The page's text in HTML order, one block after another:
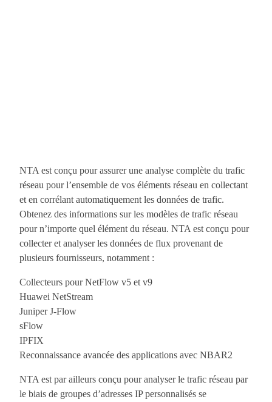
NTA est conçu pour assurer une analyse complète du trafic
réseau pour l’ensemble de vos éléments réseau en collectant
et en corrélant automatiquement les données de trafic.
Obtenez des informations sur les modèles de trafic réseau
pour n’importe quel élément du réseau. NTA est conçu pour
collecter et analyser les données de flux provenant de
plusieurs fournisseurs, notamment :
Collecteurs pour NetFlow v5 et v9
Huawei NetStream
Juniper J-Flow
sFlow
IPFIX
Reconnaissance avancée des applications avec NBAR2
NTA est par ailleurs conçu pour analyser le trafic réseau par
le biais de groupes d’adresses IP personnalisés se